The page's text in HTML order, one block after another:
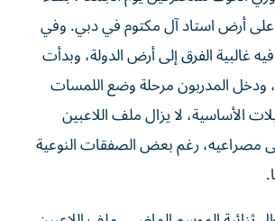
على أرض استاد آل مكتوم في دبي. وفي
غالبية الفرق إلى أرض الدولة، وبدأت
ودخل المدربون مرحلة وضع اللمسات
الأساسية، لا يزال ملف اللاعبين
مصراعيه، رغم بعض الصفقات النوعية